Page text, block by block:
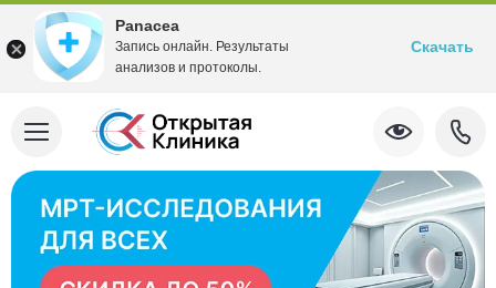
Panacea
Запись онлайн. Результаты
анализов и протоколы.
Скачать